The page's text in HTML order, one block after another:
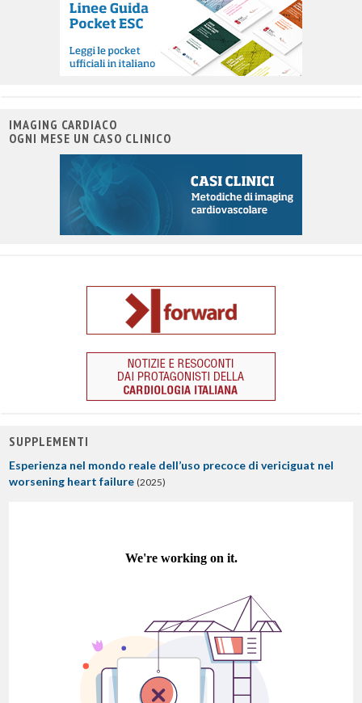
IMAGING CARDIACO
OGNI MESE UN CASO CLINICO
SUPPLEMENTI
Esperienza nel mondo reale dell’uso precoce di vericiguat nel
worsening heart failure (2025)